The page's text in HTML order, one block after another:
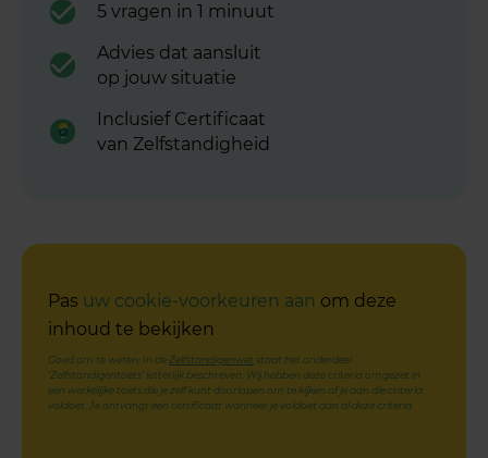
5 vragen in 1 minuut
Advies dat aansluit
op jouw situatie
Inclusief Certificaat
van Zelfstandigheid
Pas uw cookie-voorkeuren aan om deze
inhoud te bekijken
Goed om te weten: In de Zelfstandigenwet staat het onderdeel
‘Zelfstandigentoets’ letterlijk beschreven. Wij hebben deze criteria omgezet in
een werkelijke toets die je zelf kunt doorlopen om te kijken of je aan die criteria
voldoet.
Je ontvangt een certificaat wanneer je voldoet aan al deze criteria.